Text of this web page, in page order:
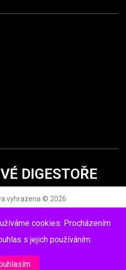
cookies. Procházením
s jejich používáním.
DIGESTOŘE
vyhrazena © 2026